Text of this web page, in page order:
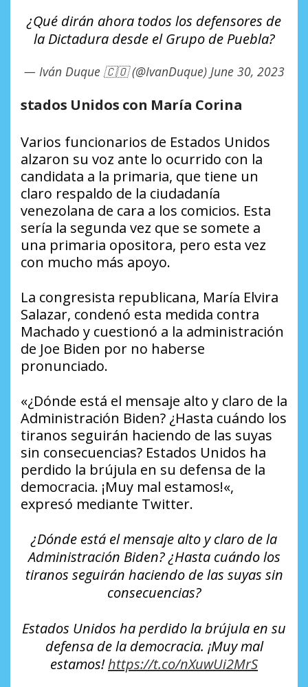
¿Qué dirán ahora todos los defensores de
la Dictadura desde el Grupo de Puebla?
— Iván Duque 🇨🇴 (@IvanDuque) June 30, 2023
stados Unidos con María Corina
Varios funcionarios de Estados Unidos
alzaron su voz ante lo ocurrido con la
candidata a la primaria, que tiene un
claro respaldo de la ciudadanía
venezolana de cara a los comicios. Esta
sería la segunda vez que se somete a
una primaria opositora, pero esta vez
con mucho más apoyo.
La congresista republicana, María Elvira
Salazar, condenó esta medida contra
Machado y cuestionó a la administración
de Joe Biden por no haberse
pronunciado.
«¿Dónde está el mensaje alto y claro de la
Administración Biden? ¿Hasta cuándo los
tiranos seguirán haciendo de las suyas
sin consecuencias? Estados Unidos ha
perdido la brújula en su defensa de la
democracia. ¡Muy mal estamos!«,
expresó mediante Twitter.
¿Dónde está el mensaje alto y claro de la
Administración Biden? ¿Hasta cuándo los
tiranos seguirán haciendo de las suyas sin
consecuencias?
Estados Unidos ha perdido la brújula en su
defensa de la democracia. ¡Muy mal
estamos!https://t.co/nXuwUi2MrS